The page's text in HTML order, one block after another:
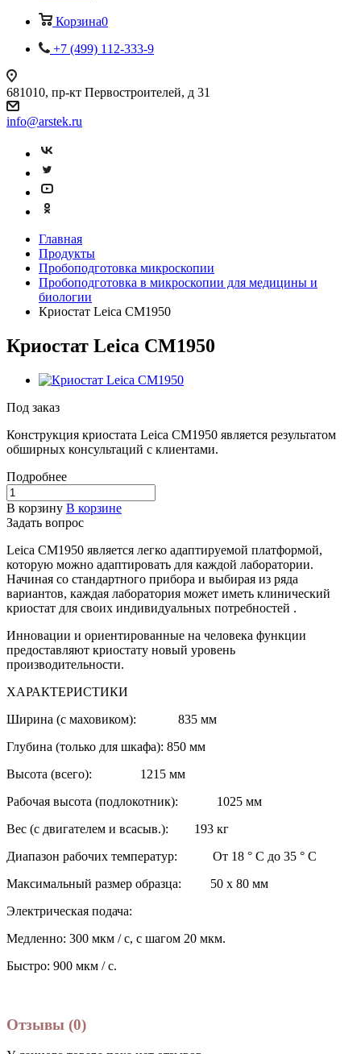
Корзина0
+7 (499) 112-333-9
681010, пр-кт Первостроителей, д 31
info@arstek.ru
Главная
Продукты
Пробоподготовка микроскопии
Пробоподготовка в микроскопии для медицины и
биологии
Криостат Leica CM1950
Криостат Leica CM1950
Под заказ
Конструкция криостата Leica CM1950 является результатом
обширных консультаций с клиентами.
Подробнее
В корзину В корзине
Задать вопрос
Leica CM1950 является легко адаптируемой платформой,
которую можно адаптировать для каждой лаборатории.
Начиная со стандартного прибора и выбирая из ряда
вариантов, каждая лаборатория может иметь клинический
криостат для своих индивидуальных потребностей .
Инновации и ориентированные на человека функции
предоставляют криостату новый уровень
производительности.
ХАРАКТЕРИСТИКИ
Ширина (с маховиком): 835 мм
Глубина (только для шкафа): 850 мм
Высота (всего): 1215 мм
Рабочая высота (подлокотник): 1025 мм
Вес (с двигателем и всасыв.): 193 кг
Диапазон рабочих температур: От 18 ° C до 35 ° C
Максимальный размер образца: 50 х 80 мм
Электрическая подача:
Медленно: 300 мкм / с, с шагом 20 мкм.
Быстро: 900 мкм / с.
Отзывы (0)